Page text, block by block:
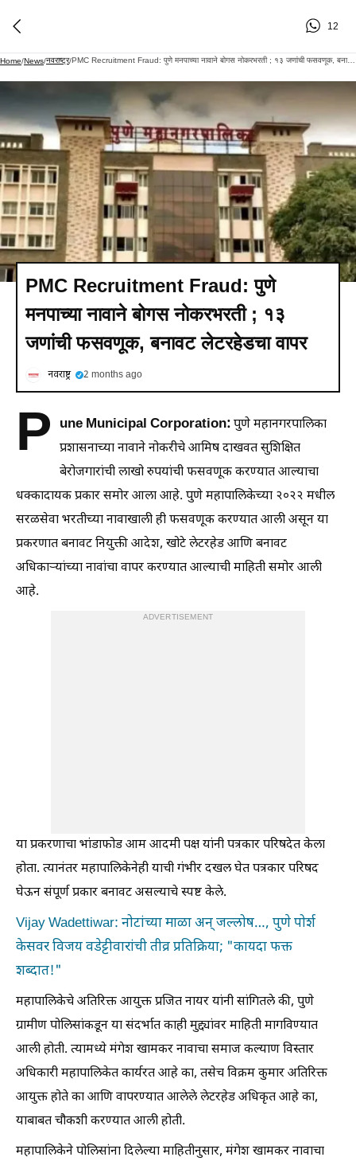
12
Home/News/नवराष्ट्र/ PMC Recruitment Fraud: पुणे मनपाच्या नावाने बोगस नोकरभरती ; १३ जणांची फसवणूक, बनावट लेटरहेडचा वापर
PMC Recruitment Fraud: पुणे
मनपाच्या नावाने बोगस नोकरभरती ; १३
जणांची फसवणूक, बनावट लेटरहेडचा वापर
नवराष्ट्र 2 months ago
P une Municipal Corporation:पुणे महानगरपालिका
प्रशासनाच्या नावाने नोकरीचे आमिष दाखवत सुशिक्षित
बेरोजगारांची लाखो रुपयांची फसवणूक करण्यात आल्याचा
धक्कादायक प्रकार समोर आला आहे. पुणे महापालिकेच्या २०२२ मधील
सरळसेवा भरतीच्या नावाखाली ही फसवणूक करण्यात आली असून या
प्रकरणात बनावट नियुक्ती आदेश, खोटे लेटरहेड आणि बनावट
अधिकाऱ्यांच्या नावांचा वापर करण्यात आल्याची माहिती समोर आली
आहे.
ADVERTISEMENT
या प्रकरणाचा भांडाफोड आम आदमी पक्ष यांनी पत्रकार परिषदेत केला
होता. त्यानंतर महापालिकेनेही याची गंभीर दखल घेत पत्रकार परिषद
घेऊन संपूर्ण प्रकार बनावट असल्याचे स्पष्ट केले.
Vijay Wadettiwar: नोटांच्या माळा अन् जल्लोष…, पुणे पोर्श
केसवर विजय वडेट्टीवारांची तीव्र प्रतिक्रिया; "कायदा फक्त
शब्दात!"
महापालिकेचे अतिरिक्त आयुक्त प्रजित नायर यांनी सांगितले की, पुणे
ग्रामीण पोलिसांकडून या संदर्भात काही मुद्द्यांवर माहिती मागविण्यात
आली होती. त्यामध्ये मंगेश खामकर नावाचा समाज कल्याण विस्तार
अधिकारी महापालिकेत कार्यरत आहे का, तसेच विक्रम कुमार अतिरिक्त
आयुक्त होते का आणि वापरण्यात आलेले लेटरहेड अधिकृत आहे का,
याबाबत चौकशी करण्यात आली होती.
महापालिकेने पोलिसांना दिलेल्या माहितीनुसार, मंगेश खामकर नावाचा